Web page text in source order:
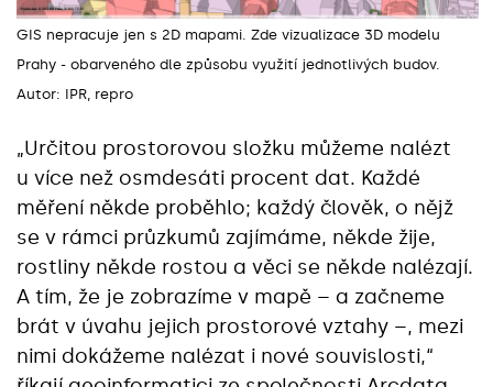
GIS nepracuje jen s 2D mapami. Zde vizualizace 3D modelu
Prahy - obarveného dle způsobu využití jednotlivých budov.
Autor: IPR, repro
„Určitou prostorovou složku můžeme nalézt
u více než osmdesáti procent dat. Každé
měření někde proběhlo; každý člověk, o nějž
se v rámci průzkumů zajímáme, někde žije,
rostliny někde rostou a věci se někde nalézají.
A tím, že je zobrazíme v mapě – a začneme
brát v úvahu jejich prostorové vztahy –, mezi
nimi dokážeme nalézat i nové souvislosti,“